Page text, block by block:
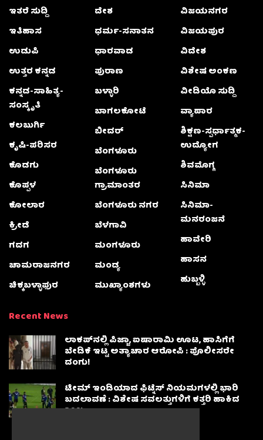
ಇತರೆ ಸುದ್ದಿ
ಇತಿಹಾಸ
ಉಡುಪಿ
ಉತ್ತರ ಕನ್ನಡ
ಕನ್ನಡ-ಸಾಹಿತ್ಯ-
ಸಂಸ್ಕೃತಿ
ಕಲಬುರ್ಗಿ
ಕೃಷಿ-ಪರಿಸರ
ಕೊಡಗು
ಕೊಪ್ಪಳ
ಕೋಲಾರ
ಕ್ರೀಡೆ
ಗದಗ
ಚಾಮರಾಜನಗರ
ಚಿಕ್ಕಬಳ್ಳಾಫುರ
ದೇಶ
ಧರ್ಮ-ಸನಾತನ
ಧಾರವಾಡ
ಪುರಾಣ
ಬಳ್ಳಾರಿ
ಬಾಗಲಕೋಟೆ
ಬೀದರ್
ಬೆಂಗಳೂರು
ಬೆಂಗಳೂರು
ಗ್ರಾಮಾಂತರ
ಬೆಂಗಳೂರು ನಗರ
ಬೆಳಗಾವಿ
ಮಂಗಳೂರು
ಮಂಡ್ಯ
ಮುಖ್ಯಾಂಶಗಳು
ವಿಜಯನಗರ
ವಿಜಯಪುರ
ವಿದೇಶ
ವಿಶೇಷ ಅಂಕಣ
ವೀಡಿಯೊ ಸುದ್ದಿ
ವ್ಯಾಪಾರ
ಶಿಕ್ಷಣ-ಸ್ಪರ್ಧಾತ್ಮಕ-
ಉದ್ಯೋಗ
ಶಿವಮೊಗ್ಗ
ಸಿನಿಮಾ
ಸಿನಿಮಾ-
ಮನರಂಜನೆ
ಹಾವೇರಿ
ಹಾಸನ
ಹುಬ್ಬಳ್ಳಿ
Recent News
ಲಾಕಪ್‌ನಲ್ಲಿ ಪಿಜ್ಜಾ, ಐಷಾರಾಮಿ ಊಟ, ಹಾಸಿಗೆಗೆ
ಬೇಡಿಕೆ ಇಟ್ಟ ಅತ್ಯಾಚಾರ ಆರೋಪಿ : ಪೊಲೀಸರೇ
ದಂಗು!
ಟೀಮ್ ಇಂಡಿಯಾದ ಫಿಟ್ನೆಸ್ ನಿಯಮಗಳಲ್ಲಿ ಭಾರಿ
ಬದಲಾವಣೆ : ವಿಶೇಷ ಸವಲತ್ತುಗಳಿಗೆ ಕತ್ತರಿ ಹಾಕಿದ
BCCI